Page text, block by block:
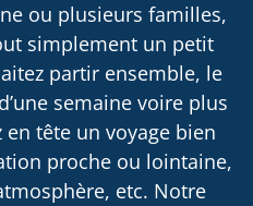
ou plusieurs familles,
simplement un petit
partir ensemble, le
semaine voire plus
tête un voyage bien
proche ou lointaine,
etc. Notre